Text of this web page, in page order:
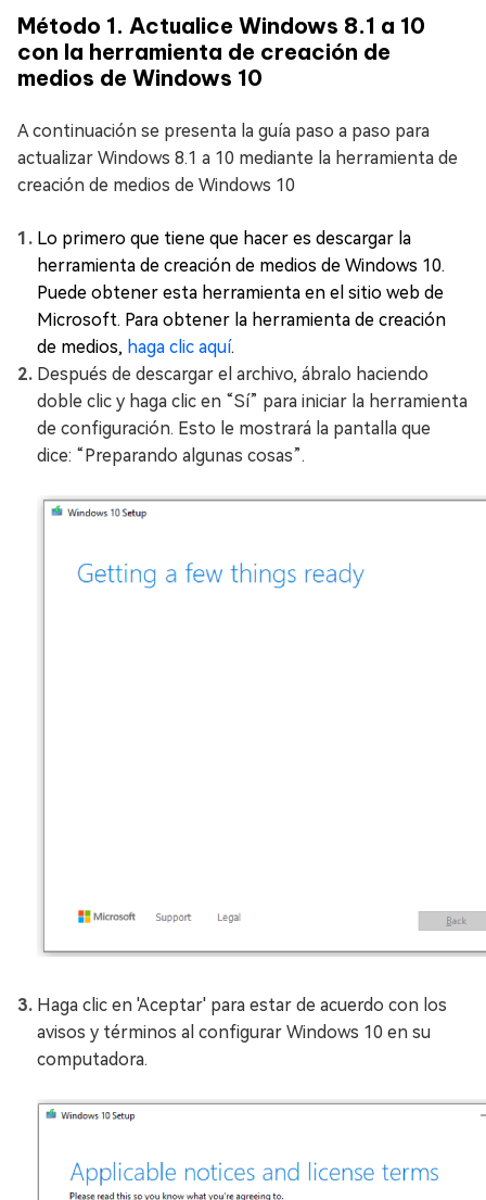
Método 1. Actualice Windows 8.1 a 10
con la herramienta de creación de
medios de Windows 10
A continuación se presenta la guía paso a paso para
actualizar Windows 8.1 a 10 mediante la herramienta de
creación de medios de Windows 10
Lo primero que tiene que hacer es descargar la
herramienta de creación de medios de Windows 10.
Puede obtener esta herramienta en el sitio web de
Microsoft. Para obtener la herramienta de creación
de medios, haga clic aquí.
Después de descargar el archivo, ábralo haciendo
doble clic y haga clic en “Sí” para iniciar la herramienta
de configuración. Esto le mostrará la pantalla que
dice: “Preparando algunas cosas”.
Haga clic en 'Aceptar' para estar de acuerdo con los
avisos y términos al configurar Windows 10 en su
computadora.